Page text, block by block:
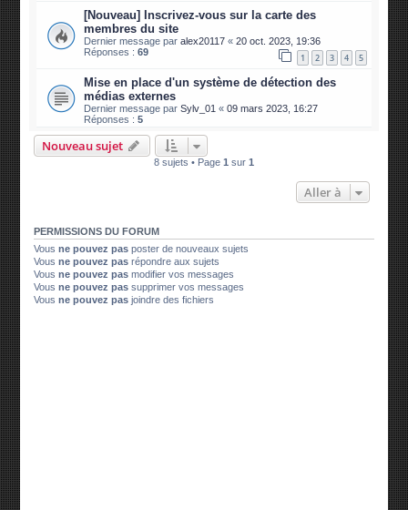
[Nouveau] Inscrivez-vous sur la carte des
membres du site
Dernier message paralex20117 «20 oct. 2023, 19:36
Réponses :69 1 2 3 4 5
Mise en place d'un système de détection des
médias externes
Dernier message parSylv_01 «09 mars 2023, 16:27
Réponses :5
Nouveau sujet
8 sujets • Page 1 sur 1
Aller à
PERMISSIONS DU FORUM
Vousne pouvez pas poster de nouveaux sujets
Vousne pouvez pas répondre aux sujets
Vousne pouvez pas modifier vos messages
Vousne pouvez pas supprimer vos messages
Vousne pouvez pas joindre des fichiers